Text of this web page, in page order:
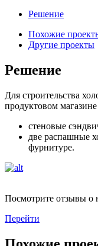
Решение
Похожие
Другие проекты
Решение
Для строительства
продуктовом
стеновые
две распашные
фурнитуре.
Посмотрите отзывы о
Перейти